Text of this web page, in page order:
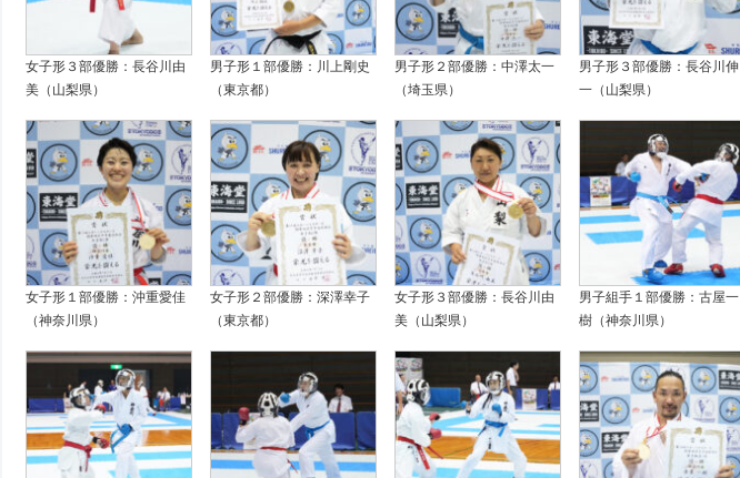
女子形３部優勝：長谷川由
美（山梨県）
男子形１部優勝：川上剛史
（東京都）
男子形２部優勝：中澤太一
（埼玉県）
男子形３部優勝：長谷川伸
一（山梨県）
女子形１部優勝：沖重愛佳
（神奈川県）
女子形２部優勝：深澤幸子
（東京都）
女子形３部優勝：長谷川由
美（山梨県）
男子組手１部優勝：古屋一
樹（神奈川県）